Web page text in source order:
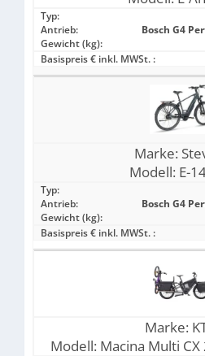
Typ:
Antrieb:
Bosch G4
Gewicht (kg):
Basispreis € inkl. MWSt. :
Marke:
Modell: E-
Typ:
Antrieb:
Bosch G4
Gewicht (kg):
Basispreis € inkl. MWSt. :
Marke:
Modell: Macina Multi